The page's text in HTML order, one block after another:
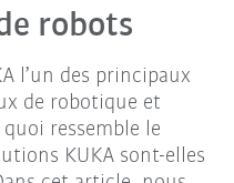
robots
l’un des principaux
de robotique et
ressemble le
KUKA sont-elles